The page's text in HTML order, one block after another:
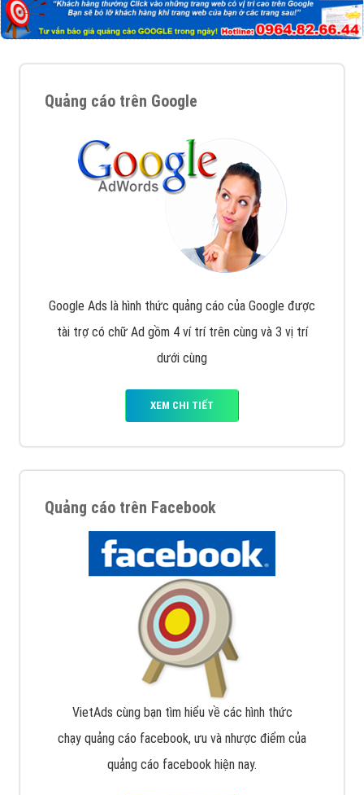
Quảng cáo trên Google
Google Ads là hình thức quảng cáo của Google được
tài trợ có chữ Ad gồm 4 ví trí trên cùng và 3 vị trí
dưới cùng
XEM CHI TIẾT
Quảng cáo trên Facebook
VietAds cùng bạn tìm hiểu về các hình thức
chạy quảng cáo facebook, ưu và nhược điểm của
quảng cáo facebook hiện nay.